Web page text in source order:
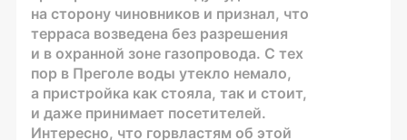
на сторону чиновников и признал, что
терраса возведена без разрешения
и в охранной зоне газопровода. С тех
пор в Преголе воды утекло немало,
а пристройка как стояла, так и стоит,
и даже принимает посетителей.
Интересно, что горвластям об этой